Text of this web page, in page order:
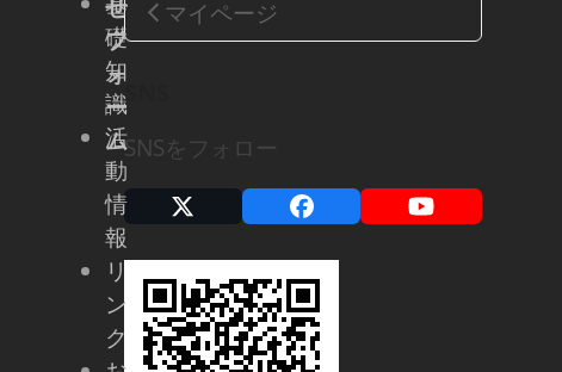
マイページ
SNS
SNSをフォロー
X Facebook YouTube
礎
知
識
活
動
情
報
リ
ン
ク
せ
フ
ォ
ー
ム